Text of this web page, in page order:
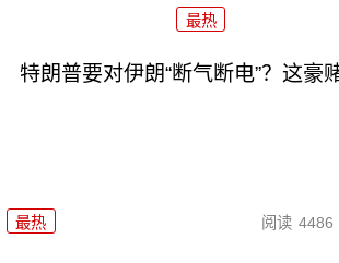
最热
特朗普要对伊朗“断气断电”？这豪
最热 阅读 4486